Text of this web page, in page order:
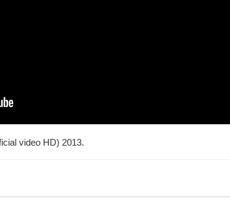
video HD) 2013.